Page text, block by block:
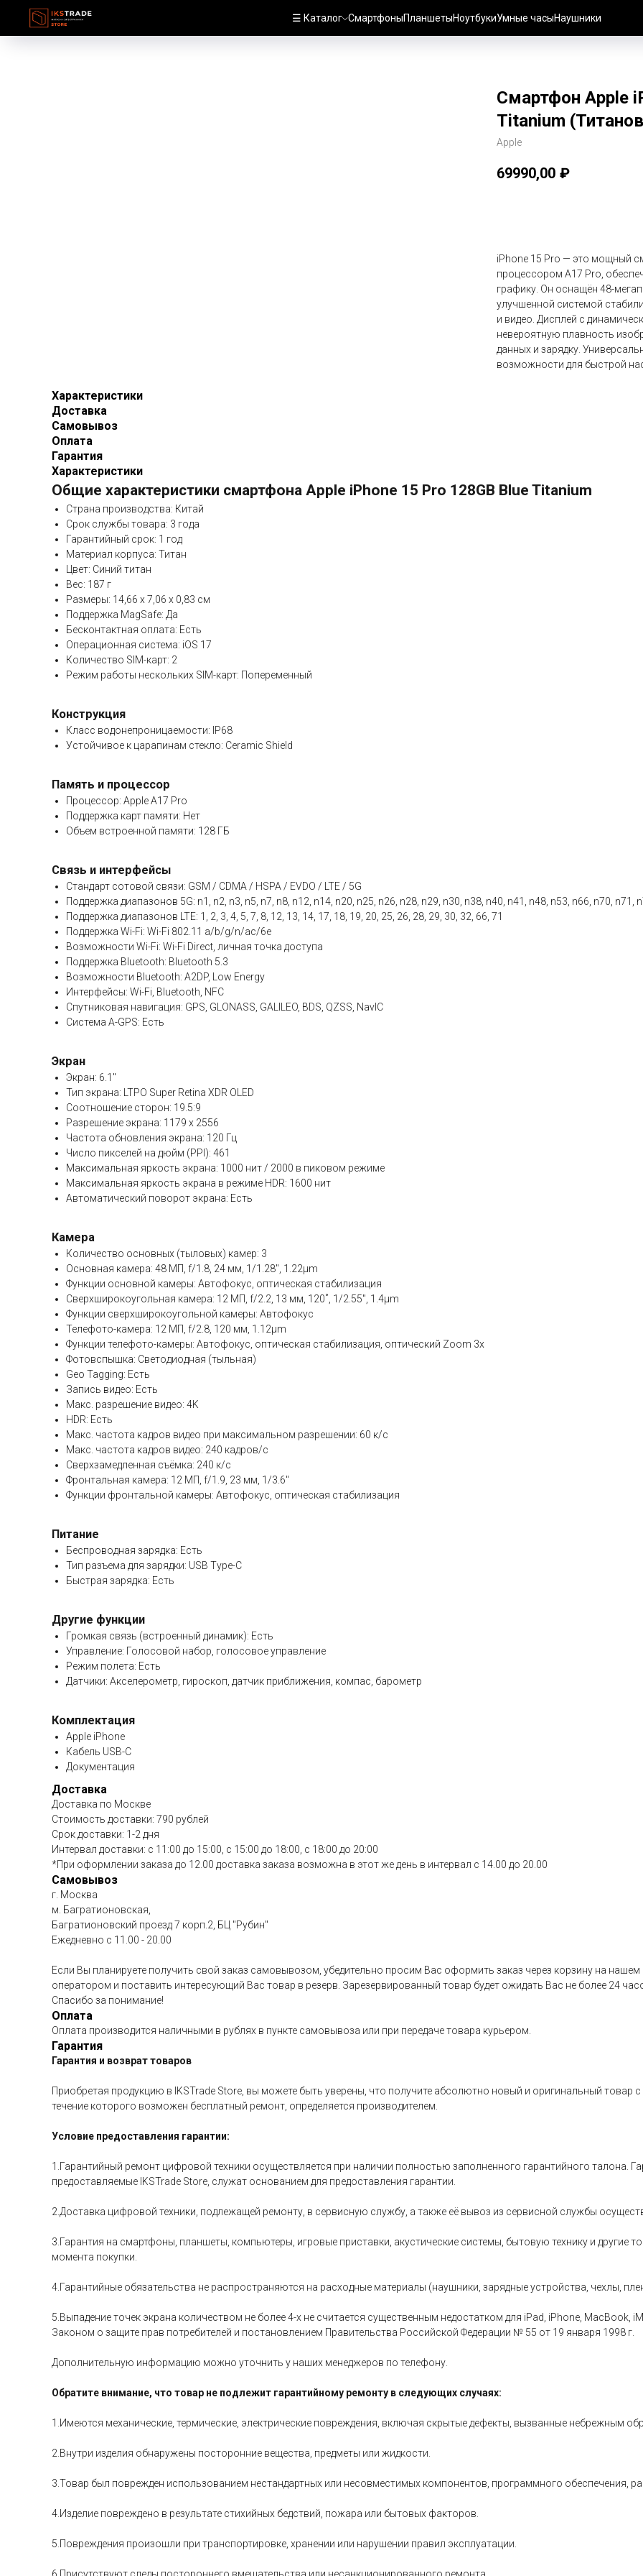
☰ Каталог СмартфоныПланшетыНоутбукиУмные часыНаушники
Смартфон Apple
Titanium
Apple
69990,00 ₽
iPhone 15 Pro — это мощный
процессором A17 Pro,
графику. Он оснащён 48-
улучшенной системой
и видео. Дисплей с
невероятную плавность
данных и зарядку.
возможности для быстрой
Характеристики
Доставка
Самовывоз
Оплата
Гарантия
Характеристики
Общие характеристики смартфона Apple iPhone 15 Pro 128GB Blue Titanium
Страна производства: Китай
Срок службы товара: 3 года
Гарантийный срок: 1 год
Материал корпуса: Титан
Цвет: Синий титан
Вес: 187 г
Размеры: 14,66 x 7,06 x 0,83 см
Поддержка MagSafe: Да
Бесконтактная оплата: Есть
Операционная система: iOS 17
Количество SIM-карт: 2
Режим работы нескольких SIM-карт: Попеременный
Конструкция
Класс водонепроницаемости: IP68
Устойчивое к царапинам стекло: Ceramic Shield
Память и процессор
Процессор: Apple A17 Pro
Поддержка карт памяти: Нет
Объем встроенной памяти: 128 ГБ
Связь и интерфейсы
Стандарт сотовой связи: GSM / CDMA / HSPA / EVDO / LTE / 5G
Поддержка диапазонов 5G: n1, n2, n3, n5, n7, n8, n12, n14, n20, n25, n26, n28, n29, n30, n38, n40, n41, n48, n53, n66, n70, n71,
Поддержка диапазонов LTE: 1, 2, 3, 4, 5, 7, 8, 12, 13, 14, 17, 18, 19, 20, 25, 26, 28, 29, 30, 32, 66, 71
Поддержка Wi-Fi: Wi-Fi 802.11 a/b/g/n/ac/6e
Возможности Wi-Fi: Wi-Fi Direct, личная точка доступа
Поддержка Bluetooth: Bluetooth 5.3
Возможности Bluetooth: A2DP, Low Energy
Интерфейсы: Wi-Fi, Bluetooth, NFC
Спутниковая навигация: GPS, GLONASS, GALILEO, BDS, QZSS, NavIC
Система A-GPS: Есть
Экран
Экран: 6.1"
Тип экрана: LTPO Super Retina XDR OLED
Соотношение сторон: 19.5:9
Разрешение экрана: 1179 x 2556
Частота обновления экрана: 120 Гц
Число пикселей на дюйм (PPI): 461
Максимальная яркость экрана: 1000 нит / 2000 в пиковом режиме
Максимальная яркость экрана в режиме HDR: 1600 нит
Автоматический поворот экрана: Есть
Камера
Количество основных (тыловых) камер: 3
Основная камера: 48 МП, f/1.8, 24 мм, 1/1.28", 1.22µm
Функции основной камеры: Автофокус, оптическая стабилизация
Сверхширокоугольная камера: 12 МП, f/2.2, 13 мм, 120˚, 1/2.55", 1.4µm
Функции сверхширокоугольной камеры: Автофокус
Телефото-камера: 12 МП, f/2.8, 120 мм, 1.12µm
Функции телефото-камеры: Автофокус, оптическая стабилизация, оптический Zoom 3x
Фотовспышка: Светодиодная (тыльная)
Geo Tagging: Есть
Запись видео: Есть
Макс. разрешение видео: 4K
HDR: Есть
Макс. частота кадров видео при максимальном разрешении: 60 к/c
Макс. частота кадров видео: 240 кадров/с
Сверхзамедленная съёмка: 240 к/с
Фронтальная камера: 12 МП, f/1.9, 23 мм, 1/3.6"
Функции фронтальной камеры: Автофокус, оптическая стабилизация
Питание
Беспроводная зарядка: Есть
Тип разъема для зарядки: USB Type-C
Быстрая зарядка: Есть
Другие функции
Громкая связь (встроенный динамик): Есть
Управление: Голосовой набор, голосовое управление
Режим полета: Есть
Датчики: Акселерометр, гироскоп, датчик приближения, компас, барометр
Комплектация
Apple iPhone
Кабель USB-C
Документация
Доставка
Доставка по Москве
Стоимость доставки: 790 рублей
Срок доставки: 1-2 дня
Интервал доставки: с 11:00 до 15:00, с 15:00 до 18:00, с 18:00 до 20:00
*При оформлении заказа до 12.00 доставка заказа возможна в этот же день в интервал с 14.00 до 20.00
Самовывоз
г. Москва
м. Багратионовская,
Багратионовский проезд 7 корп.2, БЦ "Рубин"
Ежедневно c 11.00 - 20.00
Если Вы планируете получить свой заказ самовывозом, убедительно просим Вас оформить заказ через корзину на
оператором и поставить интересующий Вас товар в резерв. Зарезервированный товар будет ожидать Вас не более 24
Спасибо за понимание!
Оплата
Оплата производится наличными в рублях в пункте самовывоза или при передаче товара курьером.
Гарантия
Гарантия и возврат товаров
Приобретая продукцию в IKSTrade Store, вы можете быть уверены, что получите абсолютно новый и оригинальный товар
течение которого возможен бесплатный ремонт, определяется производителем.
Условие предоставления гарантии:
1.Гарантийный ремонт цифровой техники осуществляется при наличии полностью заполненного гарантийного талона.
предоставляемые IKSTrade Store, служат основанием для предоставления гарантии.
2.Доставка цифровой техники, подлежащей ремонту, в сервисную службу, а также её вывоз из сервисной службы
3.Гарантия на смартфоны, планшеты, компьютеры, игровые приставки, акустические системы, бытовую технику и другие
момента покупки.
4.Гарантийные обязательства не распространяются на расходные материалы (наушники, зарядные устройства, чехлы,
5.Выпадение точек экрана количеством не более 4-х не считается существенным недостатком для iPad, iPhone, MacBook,
Законом о защите прав потребителей и постановлением Правительства Российской Федерации № 55 от 19 января 1998 г.
Дополнительную информацию можно уточнить у наших менеджеров по телефону.
Обратите внимание, что товар не подлежит гарантийному ремонту в следующих случаях:
1.Имеются механические, термические, электрические повреждения, включая скрытые дефекты, вызванные небрежным
2.Внутри изделия обнаружены посторонние вещества, предметы или жидкости.
3.Товар был поврежден использованием нестандартных или несовместимых компонентов, программного обеспечения,
4.Изделие повреждено в результате стихийных бедствий, пожара или бытовых факторов.
5.Повреждения произошли при транспортировке, хранении или нарушении правил эксплуатации.